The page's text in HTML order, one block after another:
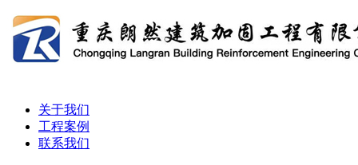
关于我们
工程案例
联系我们